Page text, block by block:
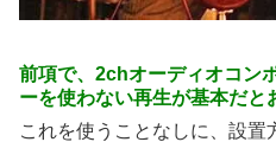
前項で、2chオーディオコン
ーを使わない再生が基本だと
これを使うことなしに、設置